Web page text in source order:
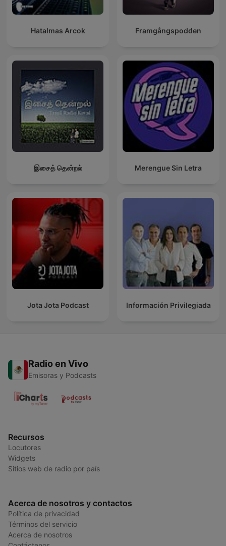
Hatalmas Arcok Framgångspodden
இசைத் தென்றல் Merengue Sin Letra
Jota Jota Podcast Información Privilegiada
Radio en Vivo
Emisoras y Podcasts
Recursos
Locutores
Widgets
Sitios web de radio por país
Acerca de nosotros y contactos
Política de privacidad
Términos del servicio
Acerca de nosotros